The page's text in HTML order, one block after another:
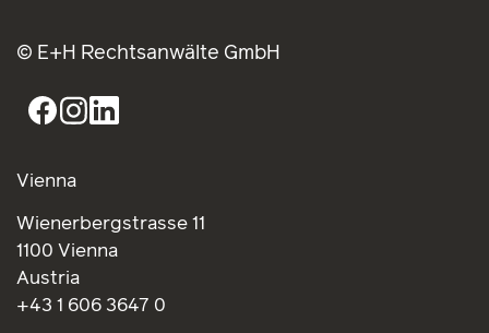
© E+H Rechtsanwälte GmbH
Vienna
Wienerbergstrasse 11
1100 Vienna
Austria
+43 1 606 3647 0